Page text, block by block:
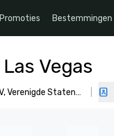
Promoties Bestemmingen
Vegas
Verenigde Staten